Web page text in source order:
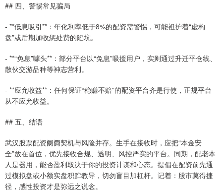
## 四、警惕常见骗局
- **低息吸引**：年化利率低于8%的配资需警惕，可能袒护着“虚构
盘”或后期加收惩处费的陷坑。
- **“免息”噱头**：部分平台以“免息”吸援用户，实则通过升迁平仓线、
散伙交游品种等神志营利。
- **应允收益**：任何保证“稳赚不赔”的配资平台齐是行使，正规平台
从不应允收益。
## 五、结语
武汉股票配资阛阓契机与风险并存。生手在接收时，应把“本金安
全”放在首位，优先接收合规、透明、风控严实的平台。同期，配老本
人是器用，能否盈利取决于你的投资计谋和心态。提倡在配资前先通
过模拟盘或小额实盘积贮教导，切勿盲目加杠杆。记着：股市莫得捷
径，感性投资才是弥远之说念。